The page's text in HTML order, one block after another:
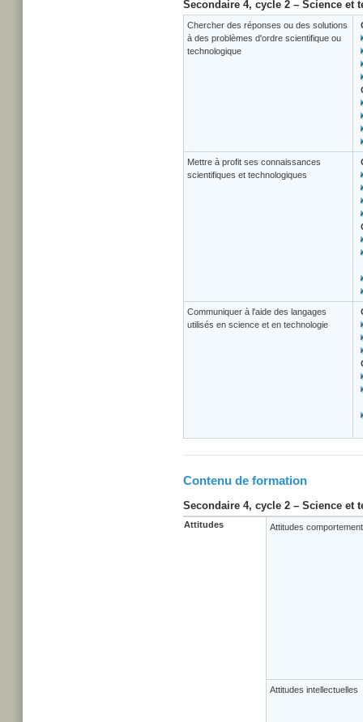
Secondaire 4, cycle 2 – Science et
Chercher des réponses ou des solutions
à des problèmes d'ordre scientifique ou
technologique
Mettre à profit ses connaissances
scientifiques et technologiques
Communiquer à l'aide des langages
utilisés en science et en technologie
Contenu de formation
Secondaire 4, cycle 2 – Science et
Attitudes Attitudes
Attitudes intellectuelles